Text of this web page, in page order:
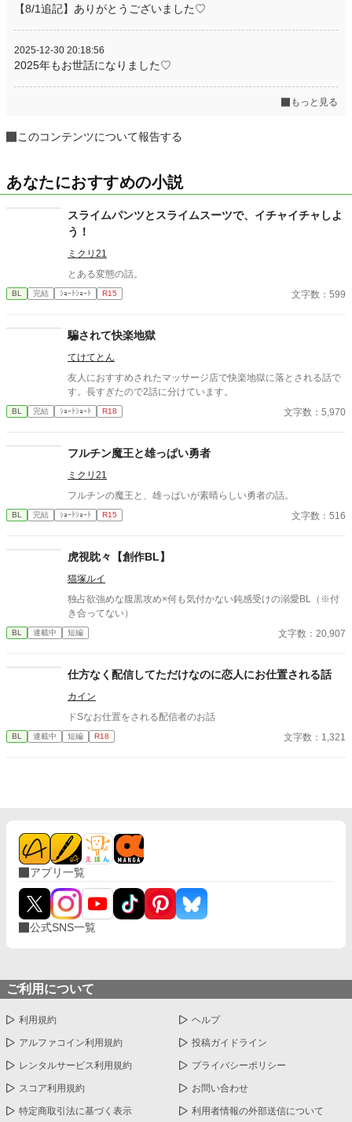
【8/1追記】ありがとうございました♡
2025-12-30 20:18:56
2025年もお世話になりました♡
もっと見る
このコンテンツについて報告する
あなたにおすすめの小説
スライムパンツとスライムスーツで、イチャイチャしよ
う！
ミクリ21
とある変態の話。
BL 完結 ｼｮｰﾄｼｮｰﾄ R15 文字数：599
騙されて快楽地獄
てけてとん
友人におすすめされたマッサージ店で快楽地獄に落とされる話で
す。長すぎたので2話に分けています。
BL 完結 ｼｮｰﾄｼｮｰﾄ R18 文字数：5,970
フルチン魔王と雄っぱい勇者
ミクリ21
フルチンの魔王と、雄っぱいが素晴らしい勇者の話。
BL 完結 ｼｮｰﾄｼｮｰﾄ R15 文字数：516
虎視眈々【創作BL】
猫塚ルイ
独占欲強めな腹黒攻め×何も気付かない鈍感受けの溺愛BL（※付
き合ってない）
BL 連載中 短編 文字数：20,907
仕方なく配信してただけなのに恋人にお仕置される話
カイン
ドSなお仕置をされる配信者のお話
BL 連載中 短編 R18 文字数：1,321
アプリ一覧
公式SNS一覧
ご利用について
利用規約 ヘルプ
アルファコイン利用規約 投稿ガイドライン
レンタルサービス利用規約 プライバシーポリシー
スコア利用規約 お問い合わせ
特定商取引法に基づく表示 利用者情報の外部送信について